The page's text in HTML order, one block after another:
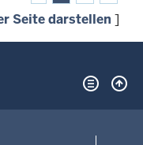
Seite darstellen ]